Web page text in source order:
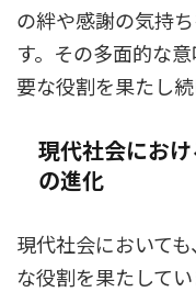
の絆や感謝の気持
す。その多面的な
要な役割を果たし続
現代社会にお
の進化
現代社会において
な役割を果たして